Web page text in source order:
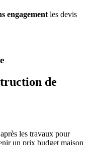
engagement les devis
de
les travaux pour
un prix budget maison